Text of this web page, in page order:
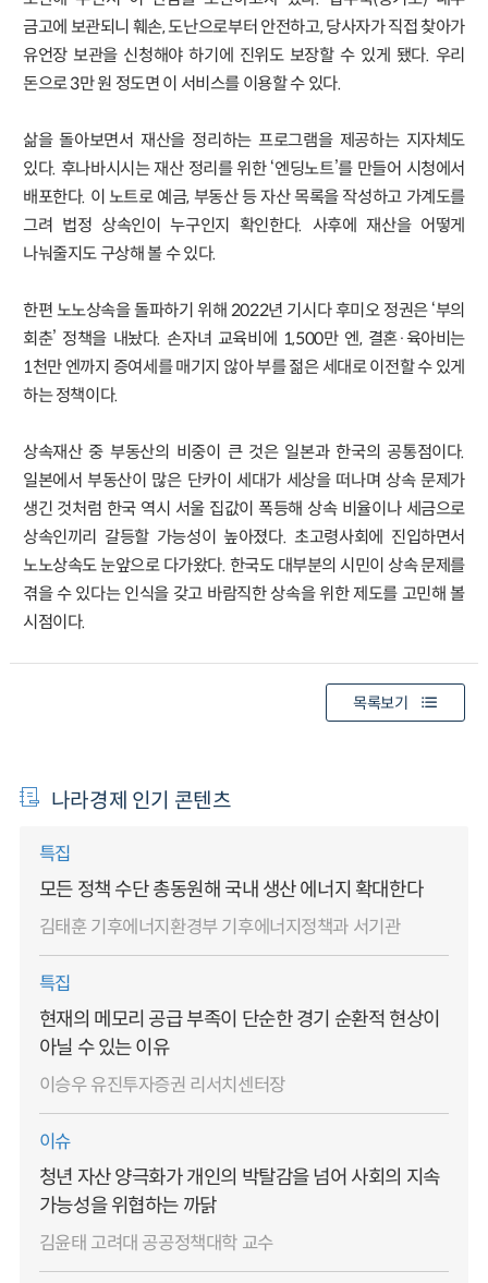
금고에 보관되니 훼손, 도난으로부터 안전하고, 당사자가 직접 찾아가
유언장 보관을 신청해야 하기에 진위도 보장할 수 있게 됐다. 우리
돈으로 3만 원 정도면 이 서비스를 이용할 수 있다.
삶을 돌아보면서 재산을 정리하는 프로그램을 제공하는 지자체도
있다. 후나바시시는 재산 정리를 위한 ‘엔딩노트’를 만들어 시청에서
배포한다. 이 노트로 예금, 부동산 등 자산 목록을 작성하고 가계도를
그려 법정 상속인이 누구인지 확인한다. 사후에 재산을 어떻게
나눠줄지도 구상해 볼 수 있다.
한편 노노상속을 돌파하기 위해 2022년 기시다 후미오 정권은 ‘부의
회춘’ 정책을 내놨다. 손자녀 교육비에 1,500만 엔, 결혼·육아비는
1천만 엔까지 증여세를 매기지 않아 부를 젊은 세대로 이전할 수 있게
하는 정책이다.
상속재산 중 부동산의 비중이 큰 것은 일본과 한국의 공통점이다.
일본에서 부동산이 많은 단카이 세대가 세상을 떠나며 상속 문제가
생긴 것처럼 한국 역시 서울 집값이 폭등해 상속 비율이나 세금으로
상속인끼리 갈등할 가능성이 높아졌다. 초고령사회에 진입하면서
노노상속도 눈앞으로 다가왔다. 한국도 대부분의 시민이 상속 문제를
겪을 수 있다는 인식을 갖고 바람직한 상속을 위한 제도를 고민해 볼
시점이다.
목록보기
나라경제 인기 콘텐츠
특집
모든 정책 수단 총동원해 국내 생산 에너지 확대한다
김태훈 기후에너지환경부 기후에너지정책과 서기관
특집
현재의 메모리 공급 부족이 단순한 경기 순환적 현상이
아닐 수 있는 이유
이승우 유진투자증권 리서치센터장
이슈
청년 자산 양극화가 개인의 박탈감을 넘어 사회의 지속
가능성을 위협하는 까닭
김윤태 고려대 공공정책대학 교수